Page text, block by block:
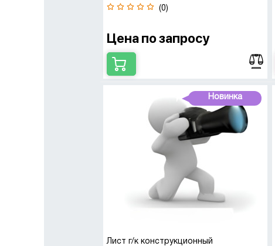
(0)
Цена по запросу
Новинка
Лист г/к конструкционный